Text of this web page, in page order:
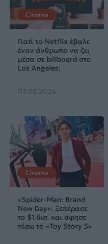
Cinema
Γιατί το Netflix έβαλε
έναν άνθρωπο να ζει
μέσα σε billboard στο
Los Angeles;
07.08.2026
Cinema
«Spider-Man: Brand
New Day»: Ξεπέρασε
το $1 δισ. και άφησε
πίσω το «Toy Story 5»